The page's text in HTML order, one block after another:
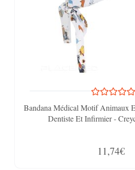
Bandana Médical Motif Animaux
Dentiste Et Infirmier -
11,74€